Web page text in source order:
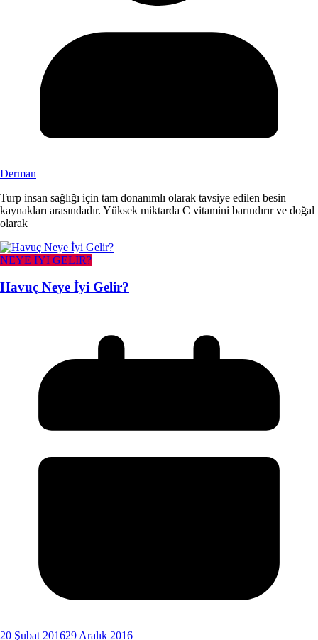
Derman
Turp insan sağlığı için tam donanımlı olarak tavsiye edilen besin
kaynakları arasındadır. Yüksek miktarda C vitamini barındırır ve doğal
olarak
NEYE İYİ GELİR?
Havuç Neye İyi Gelir?
20 Şubat 201629 Aralık 2016